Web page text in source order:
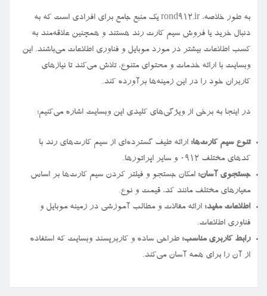
به طور خلاصه، rond912.ir یک منبع جامع برای افرادی است که به
دنبال خرید یا فروش سیم کارت رند هستند و همچنین علاقه‌مند به
کسب اطلاعات بیشتر در مورد موبایل و فناوری اطلاعات می‌باشند. این
وبسایت با ارائه خدمات و محتوای متنوع، تلاش می‌کند تا نیازهای
کاربران خود را در این زمینه‌ها برآورده کند.
در اینجا به برخی از ویژگی‌های کلیدی این وبسایت اشاره می‌کنیم:
تنوع سیم کارت‌ها: ارائه طیف گسترده‌ای از سیم کارت‌های رند با
کدهای مختلف ۰۹۱۲ و سایر اپراتورها.
جستجوی آسان: امکان جستجو و فیلتر کردن سیم کارت‌ها بر اساس
معیارهای مختلف مانند کد، قیمت و نوع.
اطلاعات مفید: ارائه مقالات و مطالب آموزشی در زمینه موبایل و
فناوری اطلاعات.
رابط کاربری مناسب: طراحی ساده و کاربرپسند وبسایت که استفاده
از آن را برای همه آسان می‌کند.